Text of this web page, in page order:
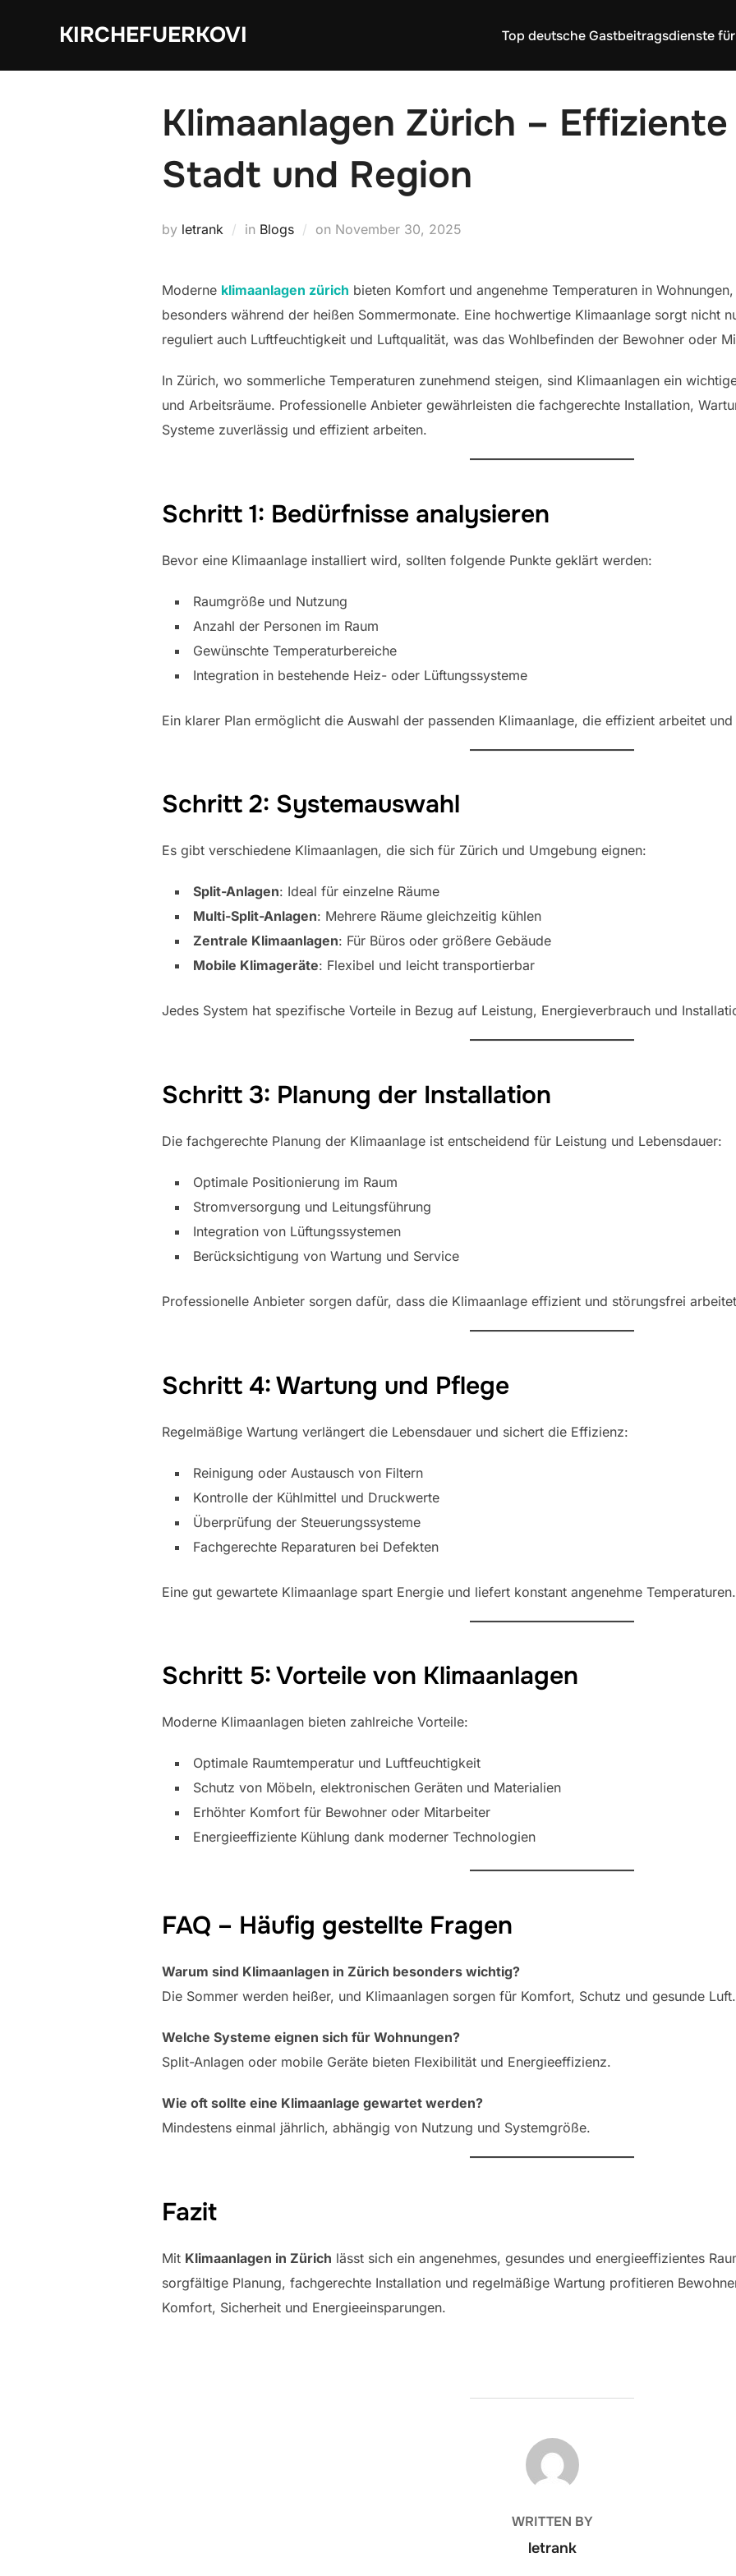
KIRCHEFUERKOVI Top deutsche Gastbeitragsdienste
Klimaanlagen Zürich –
Stadt und Region
by letrank in Blogs on Posted
November 30, 2025
Moderne klimaanlagen zürich bieten Komfort und angenehme Temperaturen in
besonders während der heißen Sommermonate. Eine hochwertige Klimaanlage sorgt nicht
reguliert auch Luftfeuchtigkeit und Luftqualität, was das Wohlbefinden der Bewohner oder
In Zürich, wo sommerliche Temperaturen zunehmend steigen, sind Klimaanlagen ein
und Arbeitsräume. Professionelle Anbieter gewährleisten die fachgerechte Installation,
Systeme zuverlässig und effizient arbeiten.
Schritt 1: Bedürfnisse analysieren
Bevor eine Klimaanlage installiert wird, sollten folgende Punkte geklärt werden:
Raumgröße und Nutzung
Anzahl der Personen im Raum
Gewünschte Temperaturbereiche
Integration in bestehende Heiz- oder Lüftungssysteme
Ein klarer Plan ermöglicht die Auswahl der passenden Klimaanlage, die effizient arbeitet
Schritt 2: Systemauswahl
Es gibt verschiedene Klimaanlagen, die sich für Zürich und Umgebung eignen:
Split-Anlagen: Ideal für einzelne Räume
Multi-Split-Anlagen: Mehrere Räume gleichzeitig kühlen
Zentrale Klimaanlagen: Für Büros oder größere Gebäude
Mobile Klimageräte: Flexibel und leicht transportierbar
Jedes System hat spezifische Vorteile in Bezug auf Leistung, Energieverbrauch und
Schritt 3: Planung der Installation
Die fachgerechte Planung der Klimaanlage ist entscheidend für Leistung und Lebensdauer:
Optimale Positionierung im Raum
Stromversorgung und Leitungsführung
Integration von Lüftungssystemen
Berücksichtigung von Wartung und Service
Professionelle Anbieter sorgen dafür, dass die Klimaanlage effizient und störungsfrei
Schritt 4: Wartung und Pflege
Regelmäßige Wartung verlängert die Lebensdauer und sichert die Effizienz:
Reinigung oder Austausch von Filtern
Kontrolle der Kühlmittel und Druckwerte
Überprüfung der Steuerungssysteme
Fachgerechte Reparaturen bei Defekten
Eine gut gewartete Klimaanlage spart Energie und liefert konstant angenehme Temperaturen.
Schritt 5: Vorteile von Klimaanlagen
Moderne Klimaanlagen bieten zahlreiche Vorteile:
Optimale Raumtemperatur und Luftfeuchtigkeit
Schutz von Möbeln, elektronischen Geräten und Materialien
Erhöhter Komfort für Bewohner oder Mitarbeiter
Energieeffiziente Kühlung dank moderner Technologien
FAQ – Häufig gestellte Fragen
Warum sind Klimaanlagen in Zürich besonders wichtig?
Die Sommer werden heißer, und Klimaanlagen sorgen für Komfort, Schutz und gesunde Luft.
Welche Systeme eignen sich für Wohnungen?
Split-Anlagen oder mobile Geräte bieten Flexibilität und Energieeffizienz.
Wie oft sollte eine Klimaanlage gewartet werden?
Mindestens einmal jährlich, abhängig von Nutzung und Systemgröße.
Fazit
Mit Klimaanlagen in Zürich lässt sich ein angenehmes, gesundes und energieeffizientes
sorgfältige Planung, fachgerechte Installation und regelmäßige Wartung profitieren
Komfort, Sicherheit und Energieeinsparungen.
POST AUTHOR
WRITTEN BY
letrank